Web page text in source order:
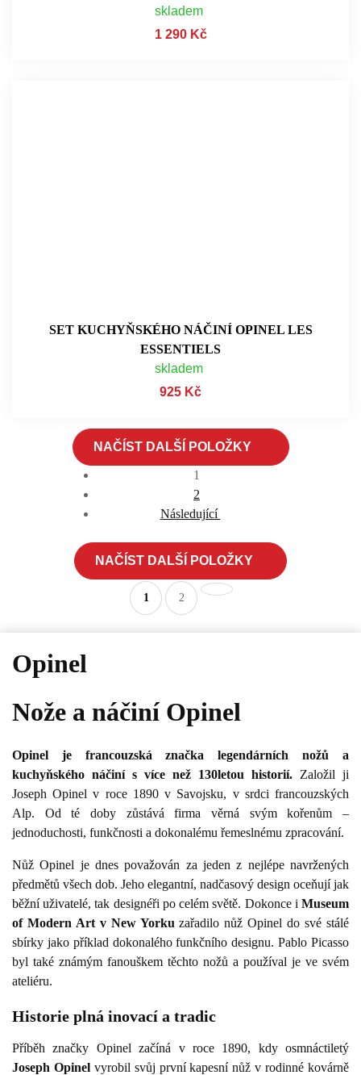
skladem
1 290 Kč
SET KUCHYŇSKÉHO NÁČINÍ OPINEL LES
ESSENTIELS
skladem
925 Kč
NAČÍST DALŠÍ POLOŽKY
1
2
Následující
NAČÍST DALŠÍ POLOŽKY
1 2
Opinel
Nože a náčiní Opinel
Opinel je francouzská značka legendárních nožů a
kuchyňského náčiní s více než 130letou historií. Založil ji
Joseph Opinel v roce 1890 v Savojsku, v srdci francouzských
Alp. Od té doby zůstává firma věrná svým kořenům –
jednoduchosti, funkčnosti a dokonalému řemeslnému zpracování.
Nůž Opinel je dnes považován za jeden z nejlépe navržených
předmětů všech dob. Jeho elegantní, nadčasový design oceňují jak
běžní uživatelé, tak designéři po celém světě. Dokonce i Museum
of Modern Art v New Yorku zařadilo nůž Opinel do své stálé
sbírky jako příklad dokonalého funkčního designu. Pablo Picasso
byl také známým fanouškem těchto nožů a používal je ve svém
ateliéru.
Historie plná inovací a tradic
Příběh značky Opinel začíná v roce 1890, kdy osmnáctiletý
Joseph Opinelvyrobil svůj první kapesní nůž v rodinné kovárně